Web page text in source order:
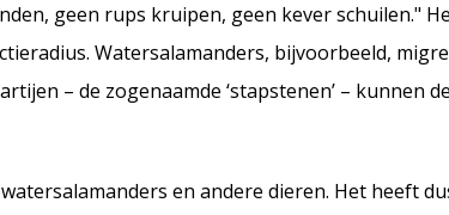
geen rups kruipen, geen kever schuilen."
Watersalamanders, bijvoorbeeld,
– de zogenaamde ‘stapstenen’ – kunnen
en andere dieren. Het heeft